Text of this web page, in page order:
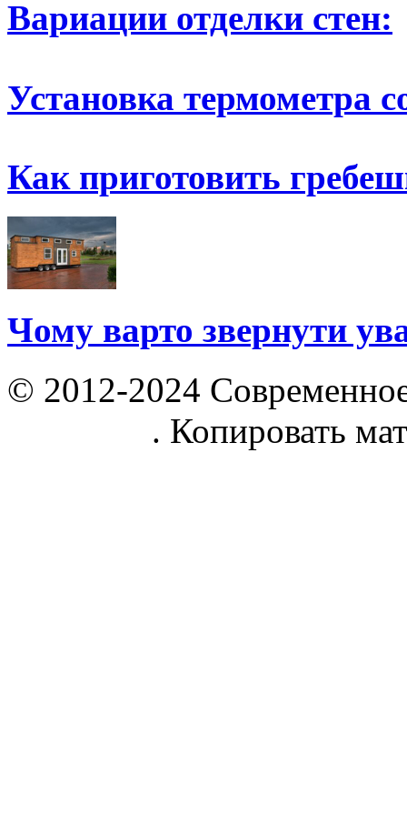
Вариации отделки стен:
Установка термометра
Как приготовить
Чому варто звернути
© 2012-2024
. Копировать